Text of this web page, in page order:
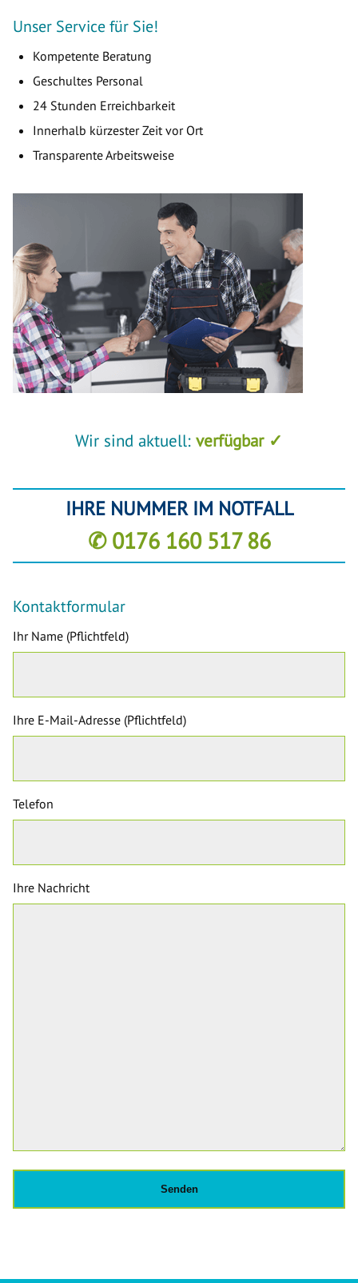
Unser Service für Sie!
Kompetente Beratung
Geschultes Personal
24 Stunden Erreichbarkeit
Innerhalb kürzester Zeit vor Ort
Transparente Arbeitsweise
Wir sind aktuell: verfügbar ✓
IHRE NUMMER IM NOTFALL
✆ 0176 160 517 86
Kontaktformular
Ihr Name (Pflichtfeld)
Ihre E-Mail-Adresse (Pflichtfeld)
Telefon
Ihre Nachricht